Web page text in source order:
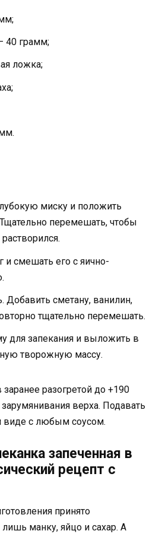
40 грамм;
ложка;
миску и положить
перемешать, чтобы
и смешать его с яично-
сметану, ванилин,
тщательно перемешать.
для запекания и выложить в
творожную массу.
заранее разогретой до +190
верха. Подавать
виде с любым соусом.
запеченная в
рецепт с
принято
лишь манку, яйцо и сахар. А